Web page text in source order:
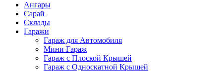
Ангары
Сарай
Склады
Гаражи
Гараж для Автомобиля
Мини Гараж
Гараж с Плоской Крышей
Гараж с Односкатной Крышей